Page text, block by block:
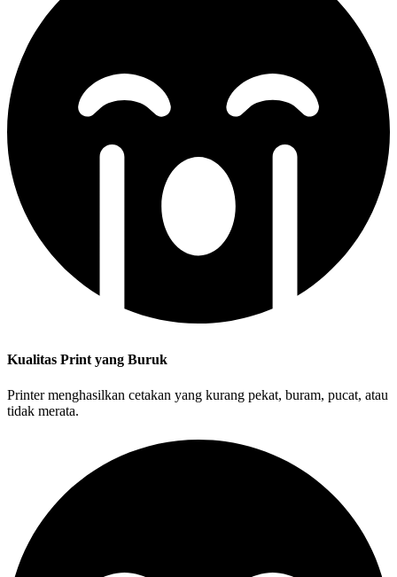
Kualitas Print yang Buruk
Printer menghasilkan cetakan yang kurang pekat, buram, pucat, atau
tidak merata.